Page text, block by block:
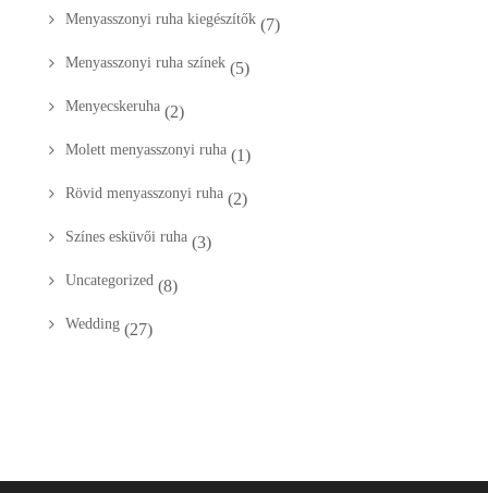
Menyasszonyi ruha kiegészítők (7)
Menyasszonyi ruha színek (5)
Menyecskeruha (2)
Molett menyasszonyi ruha (1)
Rövid menyasszonyi ruha (2)
Színes esküvői ruha (3)
Uncategorized (8)
Wedding (27)